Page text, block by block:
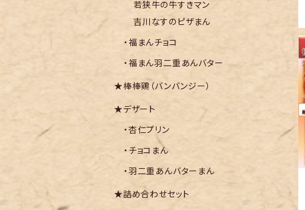
若狭牛の牛すきマン
吉川なすのピザまん
・福まんチョコ
・福まん羽二重あんバター
★棒棒鶏（バンバンジー）
★デザート
・杏仁プリン
・チョコまん
・羽二重あんバターまん
★詰め合わせセット